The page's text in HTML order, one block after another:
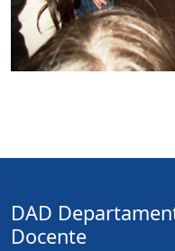
DAD
Docente